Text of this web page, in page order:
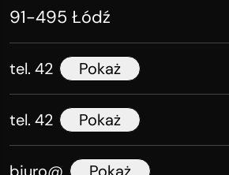
91-495 Łódź
tel. 42 Pokaż
tel. 42 Pokaż